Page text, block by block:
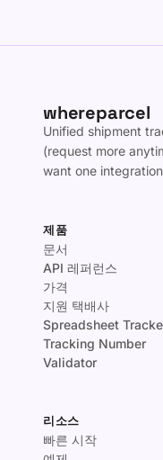
whereparcel
Unified shipment
(request more
want one
제품
문서
API 레퍼런스
가격
지원 택배사
Spreadsheet
Tracking Number
Validator
리소스
빠른 시작